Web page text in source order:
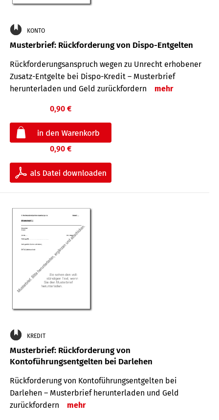
KONTO
Musterbrief: Rückforderung von Dispo-Entgelten
Rückforderungsanspruch wegen zu Unrecht erhobener
Zusatz-Entgelte bei Dispo-Kredit – Musterbrief
herunterladen und Geld zurückfordern
mehr
0,90 €
0,90 €
KREDIT
Musterbrief: Rückforderung von
Kontoführungsentgelten bei Darlehen
Rückforderung von Kontoführungsentgelten bei
Darlehen – Musterbrief herunterladen und Geld
zurückfordern
mehr